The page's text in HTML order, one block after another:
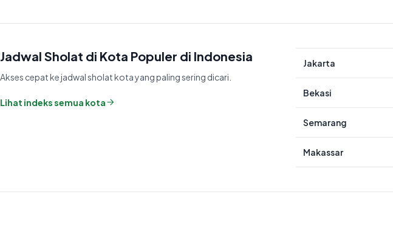
Jadwal Sholat di Kota Populer di Indonesia
Akses cepat ke jadwal sholat kota yang paling sering dicari.
Lihat indeks semua kota
Jakarta
Bekasi
Semarang
Makassar